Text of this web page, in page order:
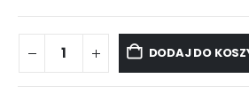
DODAJ DO